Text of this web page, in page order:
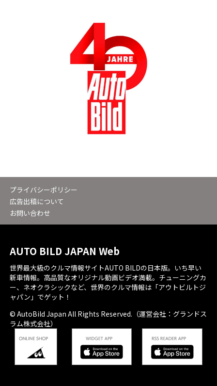
プライバシーポリシー
広告出稿について
お問い合わせ
AUTO BILD JAPAN Web
世界最大級のクルマ情報サイトAUTO BILDの日本版。いち早い
新車情報。高品質なオリジナル動画ビデオ満載。チューニングカ
ー、ネオクラシックなど、世界のクルマ情報は「アウトビルトジ
ャパン」でゲット！
© AutoBild Japan All Rights Reserved.（運営会社：グランドス
ラム株式会社）